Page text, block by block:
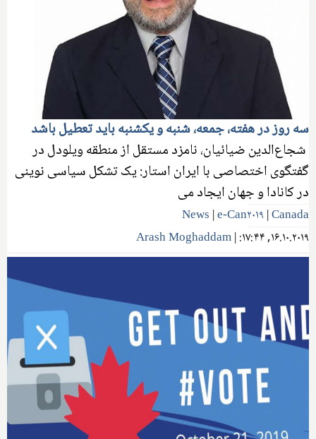
سه روز در هفته، جمعه، شنبه و یکشنبه باید تعطیل باشد
شجاع‌الدین ضیائیان، نامزد مستقل از منطقه ویلودل در
گفتگوی اختصاصی با ایران استار: یک تشکل سیاسی نوینی
در کانادا و جهان ایجاد می‌
News |e-Can۲۰۱۹ |Canada
۱۶.۱۰.۲۰۱۹, ۱۷:۴۴:
|
Arash Moghaddam